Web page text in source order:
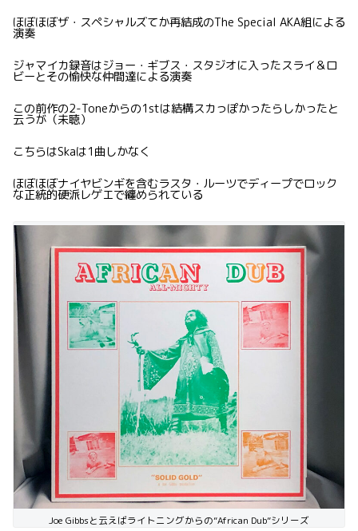
ほぼほぼザ・スペシャルズてか再結成のThe Special AKA組による
演奏
ジャマイカ録音はジョー・ギブス・スタジオに入ったスライ＆ロ
ビーとその愉快な仲間達による演奏
この前作の2-Toneからの1stは結構スカっぽかったらしかったと
云うが（未聴）
こちらはSkaは1曲しかなく
ほぼほぼナイヤビンギを含むラスタ・ルーツでディープでロック
な正統的硬派レゲエで纏められている
Joe Gibbsと云えばライトニングからの”African Dub”シリーズ